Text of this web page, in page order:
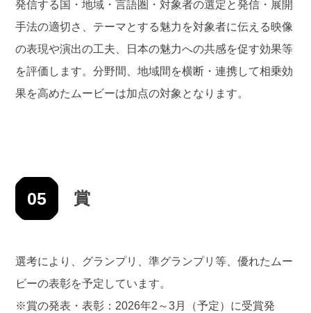
発信する国・地域・言語圏・対象者の選定と発信・展開
手法の適切さ、テーマとする魅力を対象者に伝える映像
の表現や演出の工夫、日本の魅力への共感を促す効果等
を評価します。分野間、地域間を横断・連携して相乗効
果を高めたムービーは加点の対象となります。
05 賞
選考により、グランプリ、準グランプリ等、優れたムー
ビーの表彰を予定しています。
※賞の発表・表彰：2026年2～3月（予定）に受賞発